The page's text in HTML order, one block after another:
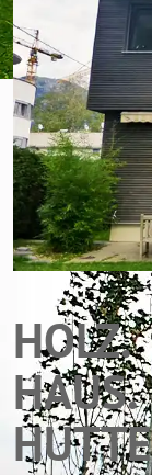
HOLZ.
HAUS.